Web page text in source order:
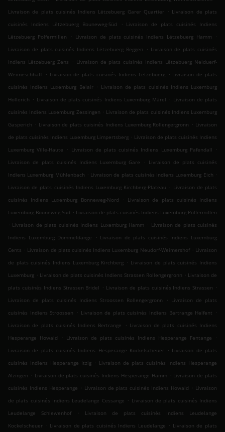
Livraison de plats cuisinés Indiens Lëtzebuerg Garer Quartier . Livraison de plats
cuisinés Indiens Lëtzebuerg Bouneweg-Süd
. Livraison de plats cuisinés Indiens
Lëtzebuerg Polfermillen
. Livraison de plats cuisinés Indiens Lëtzebuerg Hamm
.
Livraison de plats cuisinés Indiens Lëtzebuerg Beggen
. Livraison de plats cuisinés
Indiens Lëtzebuerg Zens
. Livraison de plats cuisinés Indiens Lëtzebuerg Neiduerf-
Weimeschhaff . Livraison de plats cuisinés Indiens Lëtzebuerg . Livraison de plats
cuisinés Indiens Luxemburg Belair . Livraison de plats cuisinés Indiens Luxemburg
Hollerich . Livraison de plats cuisinés Indiens Luxemburg Märel . Livraison de plats
cuisinés Indiens Luxemburg Zessingen . Livraison de plats cuisinés Indiens Luxemburg
Gasperich . Livraison de plats cuisinés Indiens Luxemburg Rollengergronn . Livraison
de plats cuisinés Indiens Luxemburg Limpertsberg . Livraison de plats cuisinés Indiens
Luxemburg Ville-Haute
. Livraison de plats cuisinés Indiens Luxemburg Pafendall
.
Livraison de plats cuisinés Indiens Luxemburg Gare
. Livraison de plats cuisinés
Indiens Luxemburg Mühlenbach . Livraison de plats cuisinés Indiens Luxemburg Eich .
Livraison de plats cuisinés Indiens Luxemburg Kirchberg-Plateau . Livraison de plats
cuisinés Indiens Luxemburg Bonneweg-Nord
. Livraison de plats cuisinés Indiens
Luxemburg Bouneweg-Süd . Livraison de plats cuisinés Indiens Luxemburg Polfermillen
. Livraison de plats cuisinés Indiens Luxemburg Hamm . Livraison de plats cuisinés
Indiens Luxemburg Dommeldange
. Livraison de plats cuisinés Indiens Luxemburg
Cents . Livraison de plats cuisinés Indiens Luxemburg Neudorf-Weimershof . Livraison
de plats cuisinés Indiens Luxemburg Kirchberg . Livraison de plats cuisinés Indiens
Luxemburg . Livraison de plats cuisinés Indiens Strassen Rollengergronn . Livraison de
plats cuisinés Indiens Strassen Bridel . Livraison de plats cuisinés Indiens Strassen .
Livraison de plats cuisinés Indiens Stroossen Rollengergronn
. Livraison de plats
cuisinés Indiens Stroossen
. Livraison de plats cuisinés Indiens Bertrange Helfent
.
Livraison de plats cuisinés Indiens Bertrange
. Livraison de plats cuisinés Indiens
Hesperange Howald
. Livraison de plats cuisinés Indiens Hesperange Fentange
.
Livraison de plats cuisinés Indiens Hesperange Kockelscheuer . Livraison de plats
cuisinés Indiens Hesperange Itzig . Livraison de plats cuisinés Indiens Hesperange
Alzingen . Livraison de plats cuisinés Indiens Hesperange Hamm . Livraison de plats
cuisinés Indiens Hesperange . Livraison de plats cuisinés Indiens Howald . Livraison
de plats cuisinés Indiens Leudelange Cessange . Livraison de plats cuisinés Indiens
Leudelange Schlewenhof
.
Livraison de plats cuisinés Indiens Leudelange
Kockelscheuer . Livraison de plats cuisinés Indiens Leudelange . Livraison de plats